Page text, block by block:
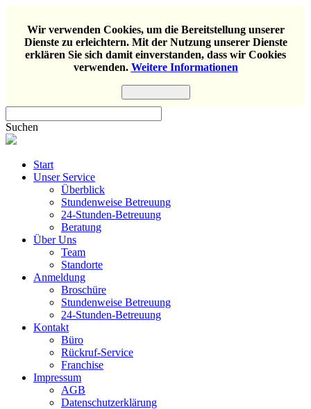
Wir verwenden Cookies, um die Bereitstellung unserer
Dienste zu erleichtern. Mit der Nutzung unserer Dienste
erklären Sie sich damit einverstanden, dass wir Cookies
verwenden. Weitere Informationen
Suchen
Start
Unser Service
Überblick
Stundenweise Betreuung
24-Stunden-Betreuung
Beratung
Über Uns
Team
Standorte
Anmeldung
Broschüre
Stundenweise Betreuung
24-Stunden-Betreuung
Kontakt
Büro
Rückruf-Service
Franchise
Impressum
AGB
Datenschutzerklärung